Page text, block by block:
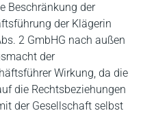
Beschränkung der
der Klägerin
2 GmbHG nach außen
der
Wirkung, da die
die Rechtsbeziehungen
der Gesellschaft selbst